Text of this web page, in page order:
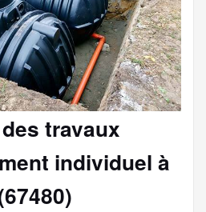
travaux
individuel à